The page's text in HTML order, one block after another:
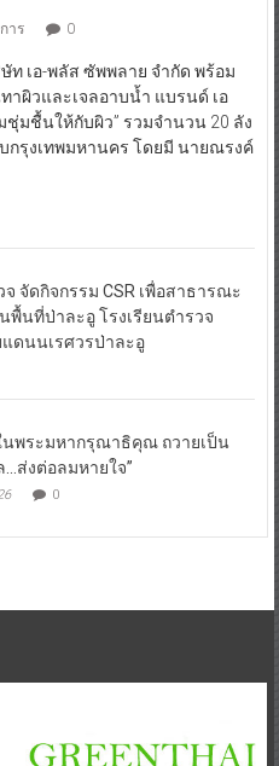
าร 0
ท เอ-พลัส ซัพพลาย จำกัด พร้อม
ผิวและเจลอาบน้ำ แบรนด์ เอ
ชุ่มชื้นให้กับผิว” รวมจำนวน 20 ลัง
กรุงเทพมหานคร โดยมี นายณรงค์
จัดกิจกรรม CSR เพื่อสาธารณะ
พื้นที่ป่าละอู โรงเรียนตำรวจ
ดนนเรศวรป่าละอู
นพระมหากรุณาธิคุณ ถวายเป็น
ส่งต่อลมหายใจ”
0